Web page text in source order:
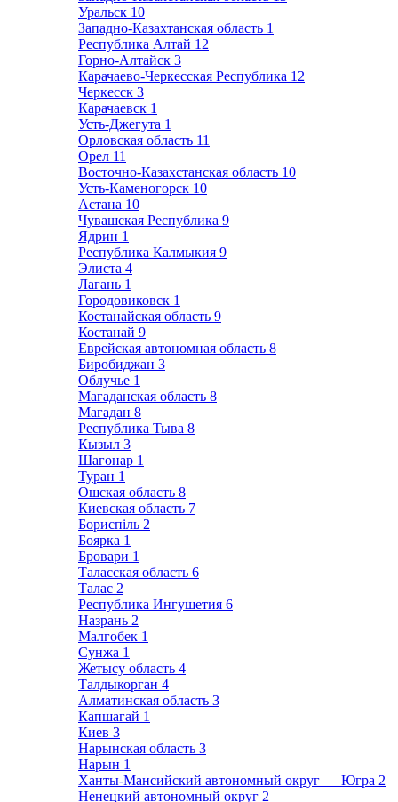
Уральск 10
Западно-Казахтанская область 1
Республика Алтай 12
Горно-Алтайск 3
Карачаево-Черкесская Республика 12
Черкесск 3
Карачаевск 1
Усть-Джегута 1
Орловская область 11
Орел 11
Восточно-Казахстанская область 10
Усть-Каменогорск 10
Астана 10
Чувашская Республика 9
Ядрин 1
Республика Калмыкия 9
Элиста 4
Лагань 1
Городовиковск 1
Костанайская область 9
Костанай 9
Еврейская автономная область 8
Биробиджан 3
Облучье 1
Магаданская область 8
Магадан 8
Республика Тыва 8
Кызыл 3
Шагонар 1
Туран 1
Ошская область 8
Киевская область 7
Бориспіль 2
Боярка 1
Бровари 1
Таласская область 6
Талас 2
Республика Ингушетия 6
Назрань 2
Малгобек 1
Сунжа 1
Жетысу область 4
Талдыкорган 4
Алматинская область 3
Капшагай 1
Киев 3
Нарынская область 3
Нарын 1
Ханты-Мансийский автономный округ — Югра 2
Ненецкий автономный округ 2